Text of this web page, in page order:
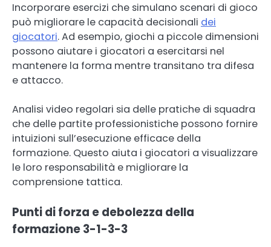
Incorporare esercizi che simulano scenari di gioco
può migliorare le capacità decisionali dei
giocatori. Ad esempio, giochi a piccole dimensioni
possono aiutare i giocatori a esercitarsi nel
mantenere la forma mentre transitano tra difesa
e attacco.
Analisi video regolari sia delle pratiche di squadra
che delle partite professionistiche possono fornire
intuizioni sull’esecuzione efficace della
formazione. Questo aiuta i giocatori a visualizzare
le loro responsabilità e migliorare la
comprensione tattica.
Punti di forza e debolezza della
formazione 3-1-3-3